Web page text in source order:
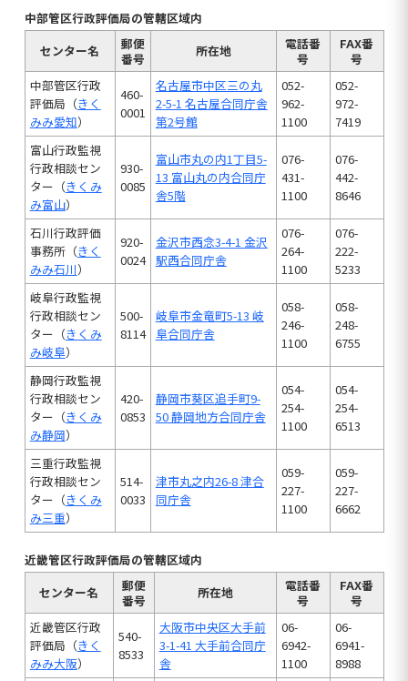
中部管区行政評価局の管轄区域内
センター名
郵便
番号
所在地
電話番
号
FAX番
号
中部管区行政
評価局（きく
みみ愛知）
460-
0001
名古屋市中区三の丸
2-5-1 名古屋合同庁舎
第2号館
052-
962-
1100
052-
972-
7419
富山行政監視
行政相談セン
ター（きくみ
み富山）
930-
0085
富山市丸の内1丁目5-
13 富山丸の内合同庁
舎5階
076-
431-
1100
076-
442-
8646
石川行政評価
事務所（きく
みみ石川）
920-
0024
金沢市西念3-4-1 金沢
駅西合同庁舎
076-
264-
1100
076-
222-
5233
岐阜行政監視
行政相談セン
ター（きくみ
み岐阜）
500-
8114
岐阜市金竜町5-13 岐
阜合同庁舎
058-
246-
1100
058-
248-
6755
静岡行政監視
行政相談セン
ター（きくみ
み静岡）
420-
0853
静岡市葵区追手町9-
50 静岡地方合同庁舎
054-
254-
1100
054-
254-
6513
三重行政監視
行政相談セン
ター（きくみ
み三重）
514-
0033
津市丸之内26-8 津合
同庁舎
059-
227-
1100
059-
227-
6662
近畿管区行政評価局の管轄区域内
センター名
郵便
番号
所在地
電話番
号
FAX番
号
近畿管区行政
評価局（きく
みみ大阪）
540-
8533
大阪市中央区大手前
3-1-41 大手前合同庁
舎
06-
6942-
1100
06-
6941-
8988